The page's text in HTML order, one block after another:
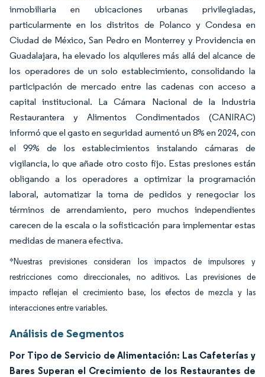
inmobiliaria en ubicaciones urbanas privilegiadas,
particularmente en los distritos de Polanco y Condesa en
Ciudad de México, San Pedro en Monterrey y Providencia en
Guadalajara, ha elevado los alquileres más allá del alcance de
los operadores de un solo establecimiento, consolidando la
participación de mercado entre las cadenas con acceso a
capital institucional. La Cámara Nacional de la Industria
Restaurantera y Alimentos Condimentados (CANIRAC)
informó que el gasto en seguridad aumentó un 8% en 2024, con
el 99% de los establecimientos instalando cámaras de
vigilancia, lo que añade otro costo fijo. Estas presiones están
obligando a los operadores a optimizar la programación
laboral, automatizar la toma de pedidos y renegociar los
términos de arrendamiento, pero muchos independientes
carecen de la escala o la sofisticación para implementar estas
medidas de manera efectiva.
*Nuestras previsiones consideran los impactos de impulsores y
restricciones como direccionales, no aditivos. Las previsiones de
impacto reflejan el crecimiento base, los efectos de mezcla y las
interacciones entre variables.
Análisis de Segmentos
Por Tipo de Servicio de Alimentación: Las Cafeterías y
Bares Superan el Crecimiento de los Restaurantes de